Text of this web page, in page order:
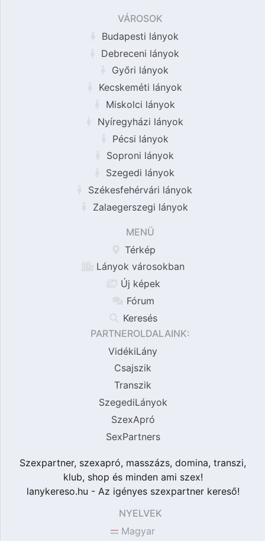
VÁROSOK
Budapesti lányok
Debreceni lányok
Győri lányok
Kecskeméti lányok
Miskolci lányok
Nyíregyházi lányok
Pécsi lányok
Soproni lányok
Szegedi lányok
Székesfehérvári lányok
Zalaegerszegi lányok
MENÜ
Térkép
Lányok városokban
Új képek
Fórum
Keresés
PARTNEROLDALAINK:
VidékiLány
Csajszik
Transzik
SzegediLányok
SzexApró
SexPartners
Szexpartner, szexapró, masszázs, domina, transzi,
klub, shop és minden ami szex!
lanykereso.hu - Az igényes szexpartner kereső!
NYELVEK
Magyar